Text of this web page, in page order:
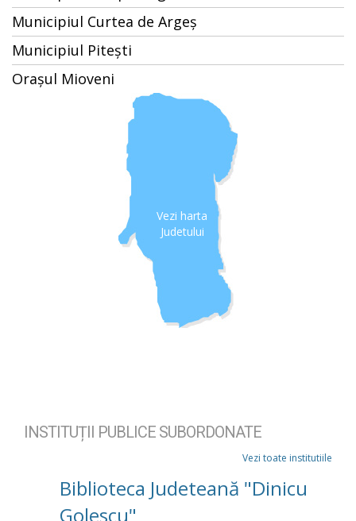
Municipiul Curtea de Argeș
Municipiul Pitești
Orașul Mioveni
Vezi harta
Judetului
INSTITUȚII PUBLICE SUBORDONATE
Vezi toate institutiile
Biblioteca Judeteană "Dinicu
Golescu"